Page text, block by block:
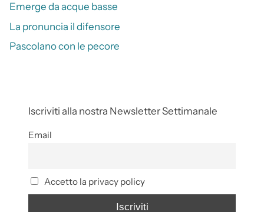
Emerge da acque basse
La pronuncia il difensore
Pascolano con le pecore
Iscriviti alla nostra Newsletter Settimanale
Email
Accetto la privacy policy